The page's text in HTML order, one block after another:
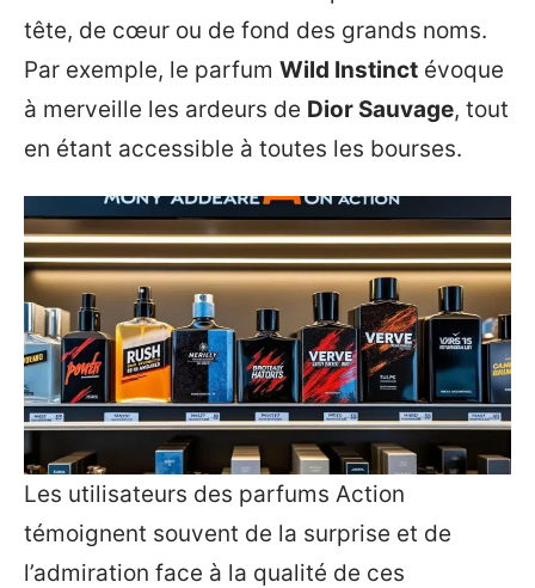
tête, de cœur ou de fond des grands noms.
Par exemple, le parfum Wild Instinct évoque
à merveille les ardeurs de Dior Sauvage, tout
en étant accessible à toutes les bourses.
Les utilisateurs des parfums Action
témoignent souvent de la surprise et de
l’admiration face à la qualité de ces